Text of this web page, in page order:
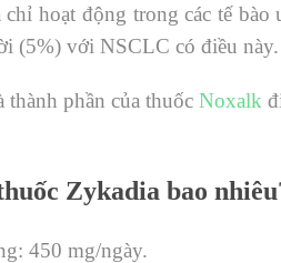
chỉ hoạt động trong các tế
(5%) với NSCLC có điều
thành phần của thuốc Noxalk
Zykadia bao
450 mg/ngày.